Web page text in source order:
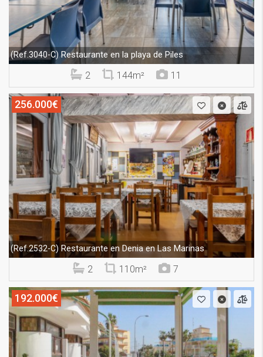
(Ref.3040-C)Restaurante en la playa de Piles
2 144m² 11
256.000€
(Ref.2532-C) Restaurante en Denia en Las Marinas
2 110m² 7
192.000€